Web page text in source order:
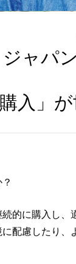
ャパ
入」
的に購入し
配慮したり